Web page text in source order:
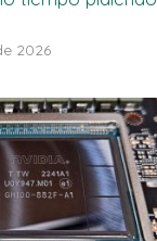
2026